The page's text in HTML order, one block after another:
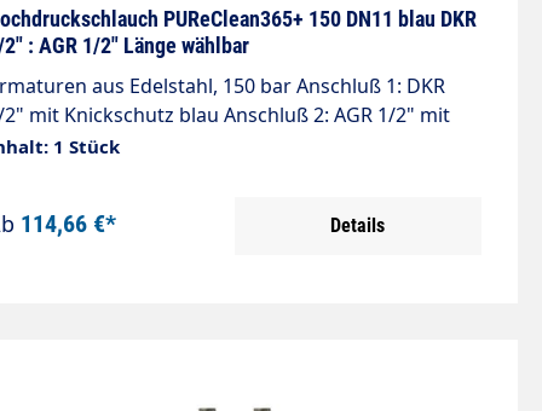
PUReClean365+ 150 DN11 blau DKR
: AGR 1/2" Länge wählbar
aus Edelstahl, 150 bar Anschluß 1: DKR
2" mit Knickschutz blau Anschluß 2: AGR 1/2" mit
blau Alle Armaturen kpl. aus Edelstahl
(EG) Nr. 1935/2004, (EU) Nr. 10/2011 und
Geeignet für: Wasser und Wassergemisch mit
1 Stück
114,66 €* Details